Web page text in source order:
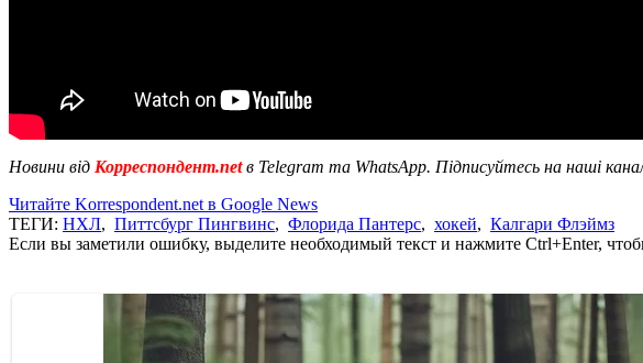
Новини від Корреспондент.netв Telegram та WhatsApp. Підписуйтесь на наші
Читайте Korrespondent.net в Google News
ТЕГИ: НХЛ, Питтсбург Пингвинс, Флорида Пантерс, хокей, Калгари Флэймз
Если вы заметили ошибку, выделите необходимый текст и нажмите Ctrl+Enter,